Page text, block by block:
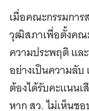
เมื่อคณะกรรมการ
วุฒิสภาเพื่อตั้งคณ
ความประพฤติ แล
อย่างเป็นความลับ
ต้องได้รับคะแนน
หาก สว. ไม่เห็นช